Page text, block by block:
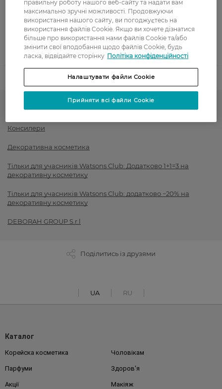
Оплата карткою
Післяоплата
Показати більше
Тон для обличчя і рум'яна
Консилери
Декоративна косметика
Тільки для учасників Watsons Club: Додатково 1+1=3 на
декоративну косметику
Тільки для учасників Watsons Club: додатково −20% на
декоративну косметику
DEBORAH GROUP S.r.l
Поділитись із друзями
UA RU
Каталог
Корейска косметика Чоловікам
Парфуми Здоров'я
Акції Макіяж
правильну роботу нашого веб-сайту та надати вам
максимально зручні можливості. Продовжуючи
використання нашого сайту, ви погоджуєтесь на
використання файлів Cookie. Якщо ви хочете дізнатися
більше про використання нами файлів Cookie та/або
змінити свої вподобання щодо файлів Cookie, будь
ласка, відвідайте сторінку Політіка конфіденційності
Налаштувати файли Cookie
Прийняти всі файли Cookie